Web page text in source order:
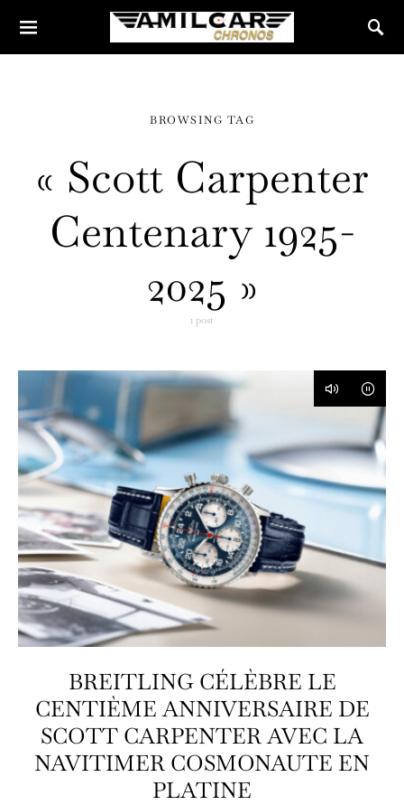
BROWSING TAG
« Scott Carpenter
Centenary 1925-
2025 »
1 post
BREITLING CÉLÈBRE LE
CENTIÈME ANNIVERSAIRE DE
SCOTT CARPENTER AVEC LA
NAVITIMER COSMONAUTE EN
PLATINE